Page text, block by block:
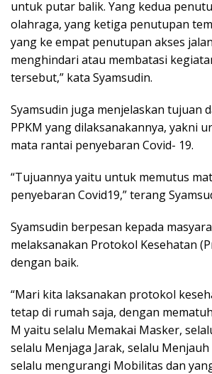
untuk putar balik. Yang kedua
olahraga, yang ketiga penutupan
yang ke empat penutupan akses
menghindari atau membatasi
tersebut,” kata Syamsudin.
Syamsudin juga menjelaskan tujuan
PPKM yang dilaksanakannya, yakni
mata rantai penyebaran Covid- 19.
“Tujuannya yaitu untuk memutus
penyebaran Covid19,” terang
Syamsudin berpesan kepada
melaksanakan Protokol Kesehatan
dengan baik.
“Mari kita laksanakan protokol
tetap di rumah saja, dengan
M yaitu selalu Memakai Masker,
selalu Menjaga Jarak, selalu
selalu mengurangi Mobilitas dan